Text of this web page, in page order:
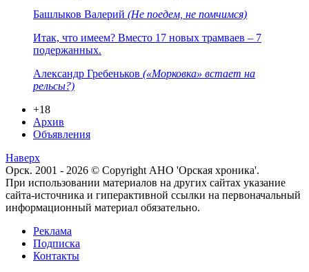
Башлыков Валерий (Не поедем, не помчимся)
Итак, что имеем? Вместо 17 новых трамваев – 7
подержанных.
Александр Гребеньков («Морковка» встает на
рельсы?)
+18
Архив
Объявления
Наверх
Орск. 2001 - 2026 © Copyright АНО 'Орская хроника'.
При использовании материалов на других сайтах указание
сайта-источника и гиперактивной ссылки на первоначальный
информационный материал обязательно.
Реклама
Подписка
Контакты